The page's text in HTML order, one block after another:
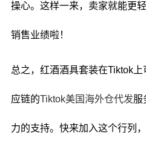
操心。这样一来，卖家就能更
销售业绩啦！
总之，红酒酒具套装在Tiktok
应链的Tiktok美国海外仓代发服
力的支持。快来加入这个行列